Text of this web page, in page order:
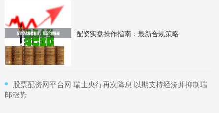
配资实盘操作指南：最新合规策略
​股票配资网平台网 瑞士央行再次降息 以期支持经济并抑制瑞
郎涨势